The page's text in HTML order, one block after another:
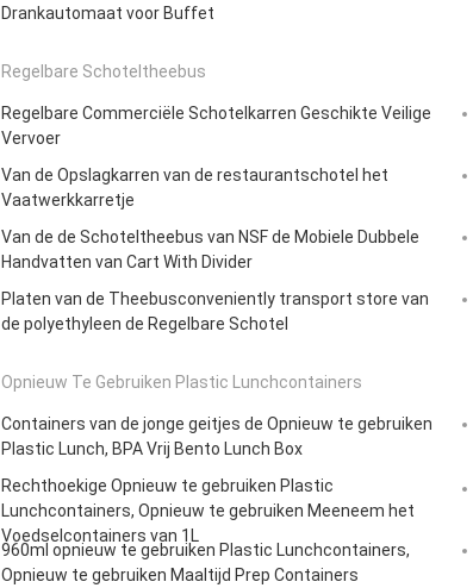
Drankautomaat voor Buffet
Regelbare Schoteltheebus
Regelbare Commerciële Schotelkarren Geschikte Veilige
Vervoer
Van de Opslagkarren van de restaurantschotel het
Vaatwerkkarretje
Van de de Schoteltheebus van NSF de Mobiele Dubbele
Handvatten van Cart With Divider
Platen van de Theebusconveniently transport store van
de polyethyleen de Regelbare Schotel
Opnieuw Te Gebruiken Plastic Lunchcontainers
Containers van de jonge geitjes de Opnieuw te gebruiken
Plastic Lunch, BPA Vrij Bento Lunch Box
Rechthoekige Opnieuw te gebruiken Plastic
Lunchcontainers, Opnieuw te gebruiken Meeneem het
Voedselcontainers van 1L
960ml opnieuw te gebruiken Plastic Lunchcontainers,
Opnieuw te gebruiken Maaltijd Prep Containers